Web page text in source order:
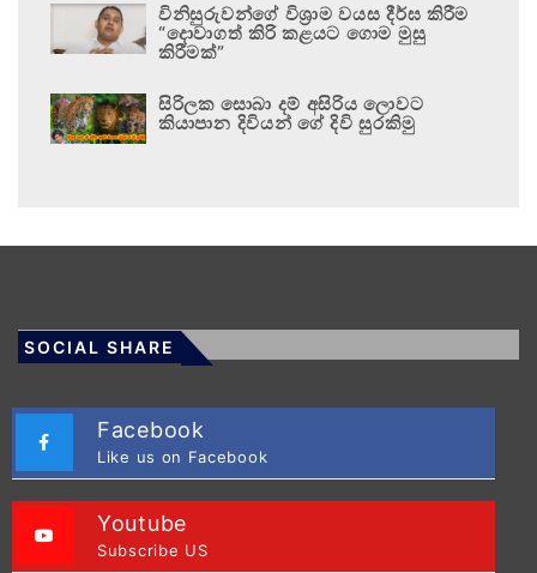
විනිසුරුවන්ගේ විශ්‍රාම වයස දීර්ඝ කිරීම
“දොවාගත් කිරි කළයට ගොම මුසු
කිරීමක්”
සිරිලක සොබා දම් අසිරිය ලොවට
කියාපාන දිවියන් ගේ දිවි සුරකිමු
SOCIAL SHARE
Facebook
Like us on Facebook
Youtube
Subscribe US